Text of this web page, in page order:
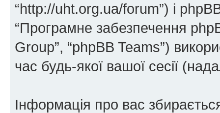
“http://uht.org.ua/forum”) і phpBB
“Програмне забезпечення
Group”, “phpBB Teams”)
час будь-якої вашої сесії
Інформація про вас